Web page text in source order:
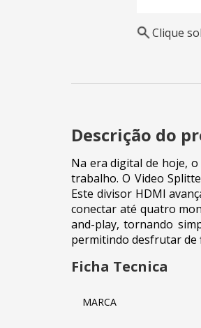
Clique
Descrição do
Na era digital de hoje,
trabalho. O Video
Este divisor HDMI
conectar até quatro
and-play, tornando
permitindo desfrutar de
Ficha Tecnica
MARCA